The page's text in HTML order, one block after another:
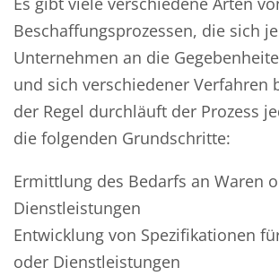
Beschaffungsprozessen, die sich
Unternehmen an die
und sich verschiedener Verfahren
der Regel durchläuft der Prozess
die folgenden Grundschritte:
Ermittlung des Bedarfs an Waren
Dienstleistungen
Entwicklung von Spezifikationen
oder Dienstleistungen